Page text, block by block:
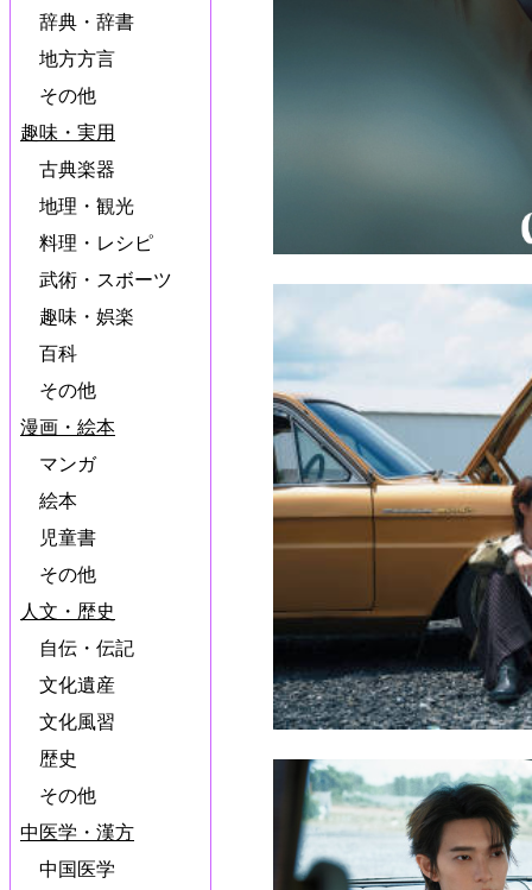
辞典・辞書
地方方言
その他
趣味・実用
古典楽器
地理・観光
料理・レシピ
武術・スボーツ
趣味・娯楽
百科
その他
漫画・絵本
マンガ
絵本
児童書
その他
人文・歴史
自伝・伝記
文化遺産
文化風習
歴史
その他
中医学・漢方
中国医学